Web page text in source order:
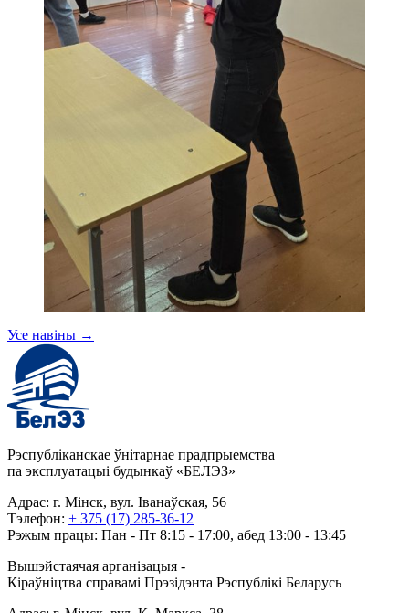
Усе навіны →
Рэспубліканскае ўнітарнае прадпрыемства
па эксплуатацыі будынкаў «БЕЛЭЗ»
Адрас: г. Мінск, вул. Іванаўская, 56
Тэлефон: + 375 (17) 285-36-12
Рэжым працы: Пан - Пт 8:15 - 17:00, абед 13:00 - 13:45
Вышэйстаячая арганізацыя -
Кіраўніцтва справамі Прэзідэнта Рэспублікі Беларусь